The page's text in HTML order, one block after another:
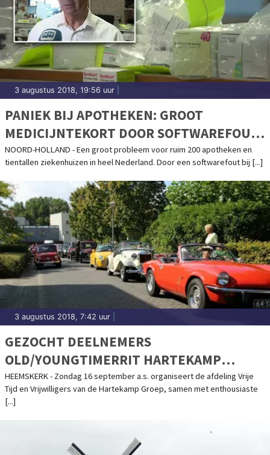
3 augustus 2018, 19:56 uur
PANIEK BIJ APOTHEKEN: GROOT
MEDICIJNTEKORT DOOR SOFTWAREFOUT
LEVERANCIER
NOORD-HOLLAND - Een groot probleem voor ruim 200 apotheken en
tientallen ziekenhuizen in heel Nederland. Door een softwarefout bij [...]
3 augustus 2018, 7:42 uur
GEZOCHT DEELNEMERS
OLD/YOUNGTIMERRIT HARTEKAMP
GROEP HEEMSKERK
HEEMSKERK - Zondag 16 september a.s. organiseert de afdeling Vrije
Tijd en Vrijwilligers van de Hartekamp Groep, samen met enthousiaste
[...]